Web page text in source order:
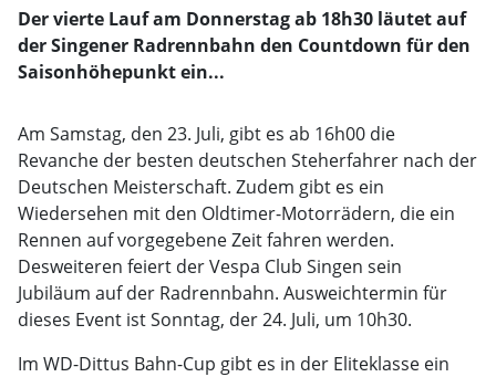
Der vierte Lauf am Donnerstag ab 18h30 läutet auf
der Singener Radrennbahn den Countdown für den
Saisonhöhepunkt ein...
Am Samstag, den 23. Juli, gibt es ab 16h00 die
Revanche der besten deutschen Steherfahrer nach der
Deutschen Meisterschaft. Zudem gibt es ein
Wiedersehen mit den Oldtimer-Motorrädern, die ein
Rennen auf vorgegebene Zeit fahren werden.
Desweiteren feiert der Vespa Club Singen sein
Jubiläum auf der Radrennbahn. Ausweichtermin für
dieses Event ist Sonntag, der 24. Juli, um 10h30.
Im WD-Dittus Bahn-Cup gibt es in der Eliteklasse ein